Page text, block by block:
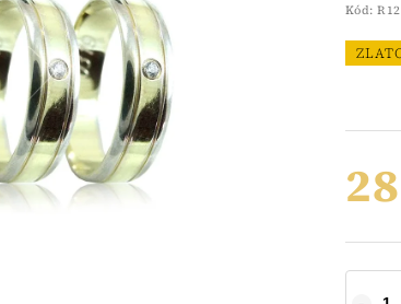
Kód: